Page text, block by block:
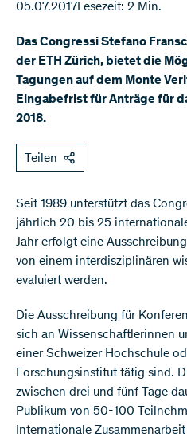
05.07.2017Lesezeit: 2 Min.
Das Congressi Stefano
der ETH Zürich, bietet die
Tagungen auf dem Monte
Eingabefrist für Anträge für
2018.
Teilen
Seit 1989 unterstützt das
jährlich 20 bis 25
Jahr erfolgt eine
von einem interdisziplinären
evaluiert werden.
Die Ausschreibung für
sich an Wissenschaftlerinnen
einer Schweizer Hochschule
Forschungsinstitut tätig sind.
zwischen drei und fünf Tage
Publikum von 50-100
Internationale